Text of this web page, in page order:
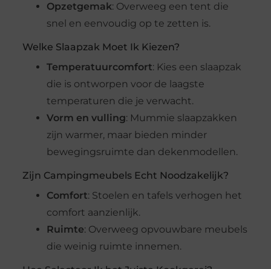
Opzetgemak: Overweeg een tent die
snel en eenvoudig op te zetten is.
Welke Slaapzak Moet Ik Kiezen?
Temperatuurcomfort: Kies een slaapzak
die is ontworpen voor de laagste
temperaturen die je verwacht.
Vorm en vulling: Mummie slaapzakken
zijn warmer, maar bieden minder
bewegingsruimte dan dekenmodellen.
Zijn Campingmeubels Echt Noodzakelijk?
Comfort: Stoelen en tafels verhogen het
comfort aanzienlijk.
Ruimte: Overweeg opvouwbare meubels
die weinig ruimte innemen.